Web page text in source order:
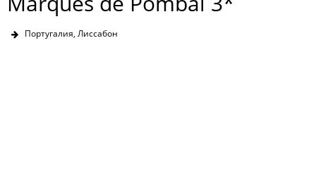
Португалия, Лиссабон